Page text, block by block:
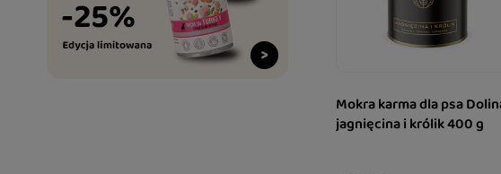
Mokra karma dla psa
jagnięcina i królik 400 g